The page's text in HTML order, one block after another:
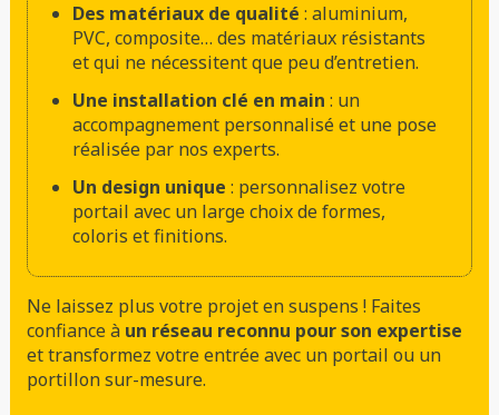
Des matériaux de qualité : aluminium,
PVC, composite… des matériaux résistants
et qui ne nécessitent que peu d’entretien.
Une installation clé en main : un
accompagnement personnalisé et une pose
réalisée par nos experts.
Un design unique : personnalisez votre
portail avec un large choix de formes,
coloris et finitions.
Ne laissez plus votre projet en suspens ! Faites
confiance à un réseau reconnu pour son expertise
et transformez votre entrée avec un portail ou un
portillon sur-mesure.